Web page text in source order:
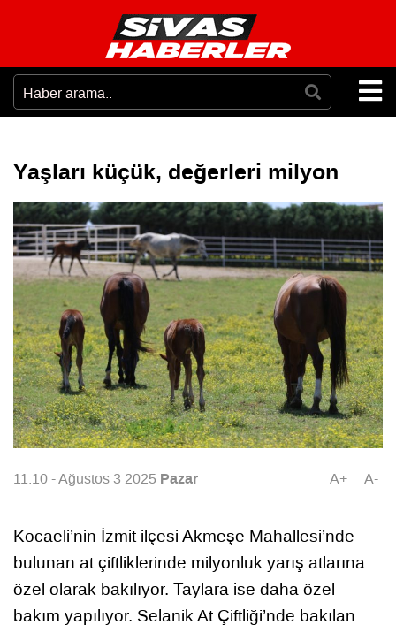
Yaşları küçük, değerleri milyon
11:10 - Ağustos 3 2025 Pazar A+ A-
Kocaeli’nin İzmit ilçesi Akmeşe Mahallesi’nde
bulunan at çiftliklerinde milyonluk yarış atlarına
özel olarak bakılıyor. Taylara ise daha özel
bakım yapılıyor. Selanik At Çiftliği’nde bakılan